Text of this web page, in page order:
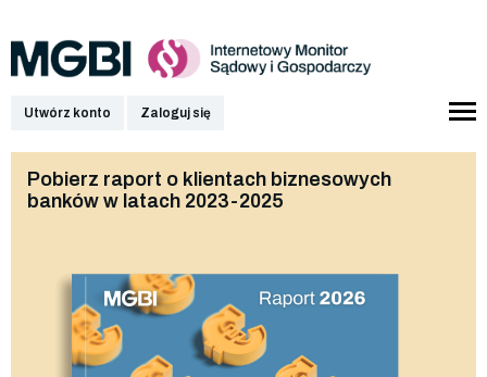
Utwórz konto Zaloguj się
Pobierz raport o klientach biznesowych
banków w latach 2023-2025